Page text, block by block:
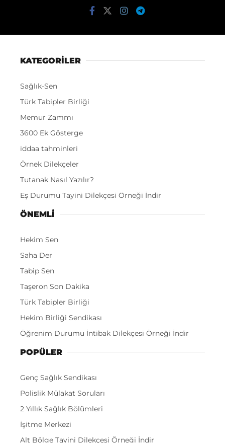
KATEGORİLER
Sağlık-Sen
Türk Tabipler Birliği
Memur Zammı
3600 Ek Gösterge
iddaa tahminleri
Örnek Dilekçeler
Tutanak Nasıl Yazılır?
Eş Durumu Tayini Dilekçesi Örneği İndir
ÖNEMLI
Hekim Sen
Saha Der
Tabip Sen
Taşeron Son Dakika
Türk Tabipler Birliği
Hekim Birliği Sendikası
Öğrenim Durumu İntibak Dilekçesi Örneği İndir
POPÜLER
Genç Sağlık Sendikası
Polislik Mülakat Soruları
2 Yıllık Sağlık Bölümleri
İşitme Merkezi
Alt Bölge Tayini Dilekçesi Örneği İndir